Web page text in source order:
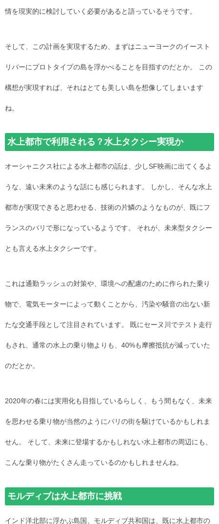
情を現実的に検討していく必要があると語っているそうです。
そして、この計画を実現するため、まずはニューヨークのイースト
リバーにプロトタイプの島を浮かべることを目指すのだとか。 この
構想が実現すれば、それはとても美しい島を想像してしまいます
ね。
水上都市で利用される？水上タクシー実現か
オーシャニクス社による水上都市の話は、少しSF映画に出てくるよ
うな、遠い未来のような話にも感じられます。 しかし、そんな水上
都市が実現できると思わせる、技術の片鱗のようなものが、既にフ
ランスのパリで形になっているようです。 それが、未来型タクシー
とも言える水上タクシーです。
これは通勤ラッシュの対策や、環境への配慮のために作られた乗り
物で、電気モーターによって動くことから、汚染や騒音の出ない新
たな交通手段として注目されています。 既にセーヌ川でテスト走行
もされ、通常の水上の乗り物よりも、40%も摩擦抵抗が減っていた
のだとか。
2020年の春には実用化も目指しているらしく、もう間もなく、未来
を思わせる乗り物が当然のようにパリの街を駆けているかもしれま
せん。 そして、未来に登場するかもしれない水上都市の周辺にも、
こんな乗り物がたくさん走っているのかもしれませんね。
モルディブは水上都市に挑戦
インド洋北部に浮かぶ島国、モルディブ共和国は、既に水上都市の